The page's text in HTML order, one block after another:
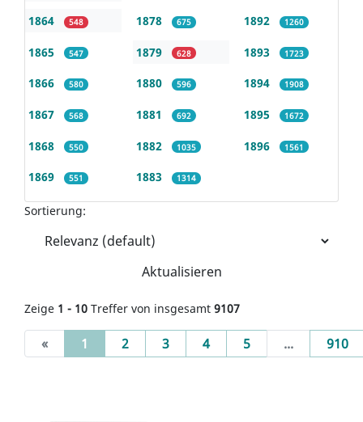
1864 548
1865 547
1866 580
1867 568
1868 550
1869 551
1878 675
1879 628
1880 596
1881 692
1882 1035
1883 1314
1892 1260
1893 1723
1894 1908
1895 1672
1896 1561
Sortierung:
Aktualisieren
Zeige 1 - 10 Treffer von insgesamt 9107
« 1 (current)
2 3 4 5 ... 910